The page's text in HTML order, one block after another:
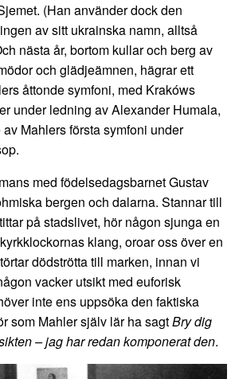
(Han använder dock den
av sitt ukrainska namn, alltså
nästa år, bortom kullar och berg av
och glädjeämnen, hägrar ett
åttonde symfoni, med Krakóws
under ledning av Alexander Humala,
Mahlers första symfoni under
med födelsedagsbarnet Gustav
bergen och dalarna. Stannar till
på stadslivet, hör någon sjunga en
klang, oroar oss över en
dödströtta till marken, innan vi
vacker utsikt med euforisk
inte ens uppsöka den faktiska
som Mahler själv lär ha sagtBry dig
– jag har redan komponerat den.